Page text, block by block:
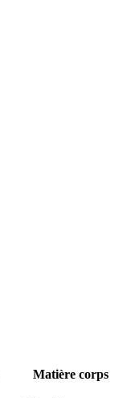
Matière corps